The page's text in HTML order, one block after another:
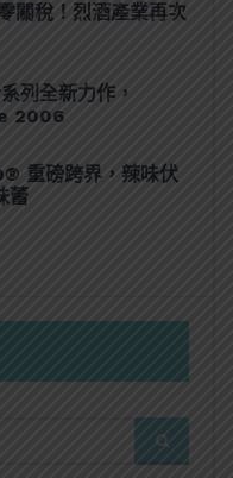
關稅！烈酒產業再次
列全新力作，
2006
重磅跨界，辣味伏
蕾
SEARCH